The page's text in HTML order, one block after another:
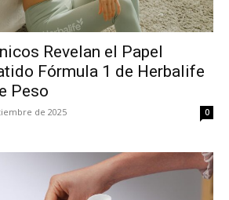
Revelan el Papel
Fórmula 1 de Herbalife
Peso
de 2025 0